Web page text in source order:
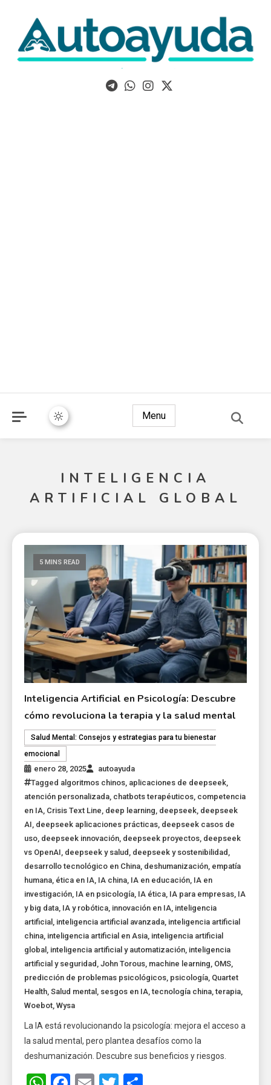
Menu
INTELIGENCIA
ARTIFICIAL GLOBAL
5 MINS READ
Inteligencia Artificial en Psicología: Descubre
cómo revoluciona la terapia y la salud mental
Salud Mental: Consejos y estrategias para tu bienestar
emocional
enero 28, 2025
autoayuda
Tagged algoritmos chinos, aplicaciones de deepseek,
atención personalizada, chatbots terapéuticos, competencia
en IA, Crisis Text Line, deep learning, deepseek, deepseek
AI, deepseek aplicaciones prácticas, deepseek casos de
uso, deepseek innovación, deepseek proyectos, deepseek
vs OpenAI, deepseek y salud , deepseek y sostenibilidad ,
desarrollo tecnológico en China, deshumanización, empatía
humana, ética en IA, IA china, IA en educación, IA en
investigación, IA en psicología, IA ética, IA para empresas, IA
y big data, IA y robótica, innovación en IA, inteligencia
artificial , inteligencia artificial avanzada, inteligencia artificial
china, inteligencia artificial en Asia, inteligencia artificial
global , inteligencia artificial y automatización, inteligencia
artificial y seguridad ,John Torous, machine learning, OMS,
predicción de problemas psicológicos, psicología, Quartet
Health,Salud mental , sesgos en IA,tecnología china,terapia,
Woebot,Wysa
La IA está revolucionando la psicología: mejora el acceso a
la salud mental, pero plantea desafíos como la
deshumanización. Descubre sus beneficios y riesgos.